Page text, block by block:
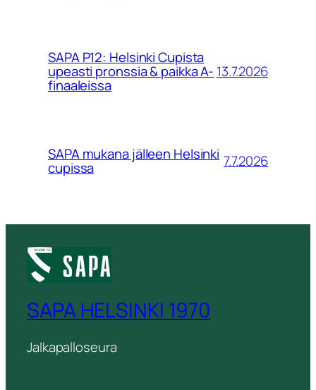
SAPA P12: Helsinki Cupista
upeasti pronssia & paikka A-
finaaleissa
13.7.2026
SAPA mukana jälleen Helsinki
cupissa 7.7.2026
SAPA HELSINKI 1970
Jalkapalloseura